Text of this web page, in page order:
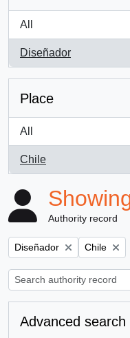
All
Diseñador
, 1 results
Place
All
Chile
, 1 results
Authority record
Remove filter:
Diseñador Remove
Chile
Advanced search